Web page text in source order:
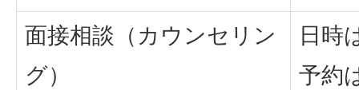
面接相談（カウンセリン
グ）
日時
予約